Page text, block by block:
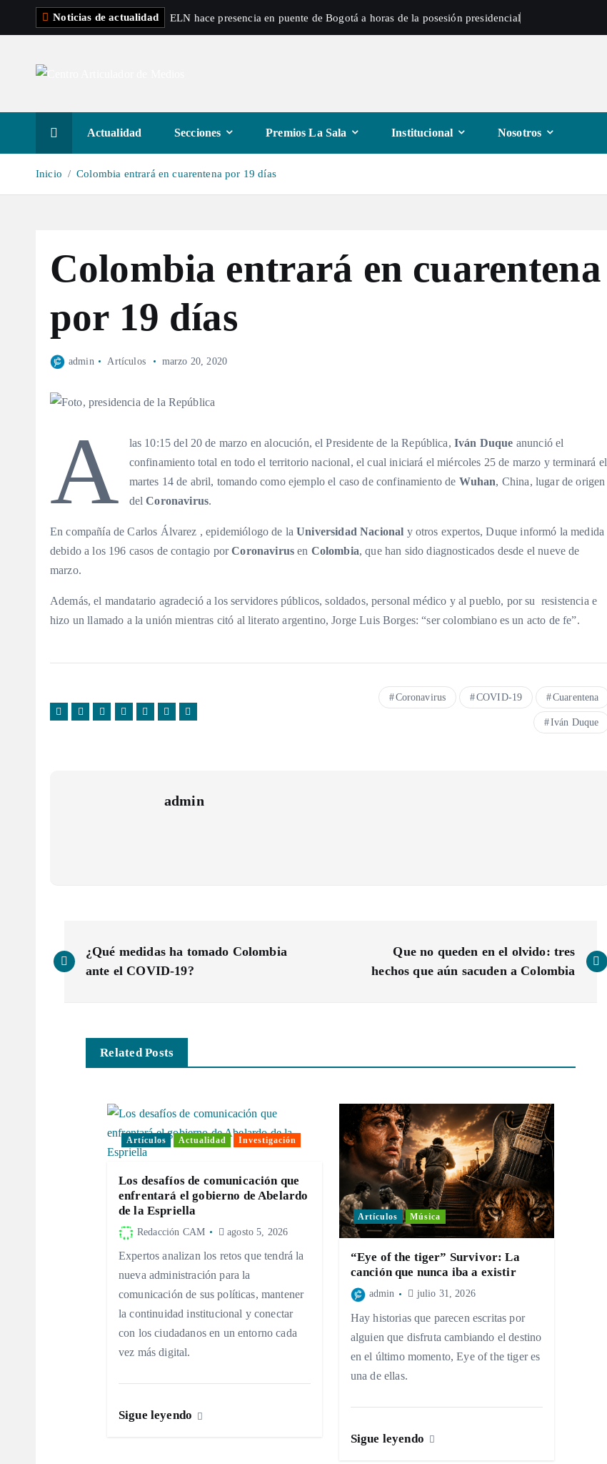
Noticias de actualidad ELN hace presencia en puente de Bogotá a horas de la posesión presidencial
Actualidad Secciones Premios La Sala Institucional Nosotros
Inicio Colombia entrará en cuarentena por 19 días
Colombia entrará en cuarentena
por 19 días
admin Artículos marzo 20, 2020
A las 10:15 del 20 de marzo en alocución, el Presidente de la República, Iván Duque anunció el
confinamiento total en todo el territorio nacional, el cual iniciará el miércoles 25 de marzo y terminará el
martes 14 de abril, tomando como ejemplo el caso de confinamiento de Wuhan, China, lugar de origen
del Coronavirus.
En compañía de Carlos Álvarez , epidemiólogo de laUniversidad Nacional y otros expertos, Duque informó la medida
debido a los 196 casos de contagio porCoronavirusen Colombia, que han sido diagnosticados desde el nueve de
marzo.
Además, el mandatario agradeció a los servidores públicos, soldados, personal médico y al pueblo, por su resistencia e
hizo un llamado a la unión mientras citó al literato argentino, Jorge Luis Borges: “ser colombiano es un acto de fe”.
Coronavirus COVID-19 Cuarentena
Iván Duque
admin
a
¿Qué medidas ha tomado Colombia
ante el COVID-19?
Que no queden en el olvido: tres
hechos que aún sacuden a Colombia
Related Posts
Artículos Actualidad Investigación
Los desafíos de comunicación que
enfrentará el gobierno de Abelardo
de la Espriella
Redacción CAM agosto 5, 2026
Expertos analizan los retos que tendrá la
nueva administración para la
comunicación de sus políticas, mantener
la continuidad institucional y conectar
con los ciudadanos en un entorno cada
vez más digital.
Sigue leyendo
Artículos Música
“Eye of the tiger” Survivor: La
canción que nunca iba a existir
admin julio 31, 2026
Hay historias que parecen escritas por
alguien que disfruta cambiando el destino
en el último momento, Eye of the tiger es
una de ellas.
Sigue leyendo